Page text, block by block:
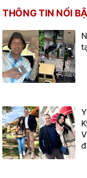
THÔNG TIN NỔI